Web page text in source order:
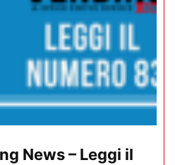
News – Leggi il